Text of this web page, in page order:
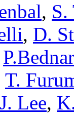
, S.
, D.
T.
J. Lee,